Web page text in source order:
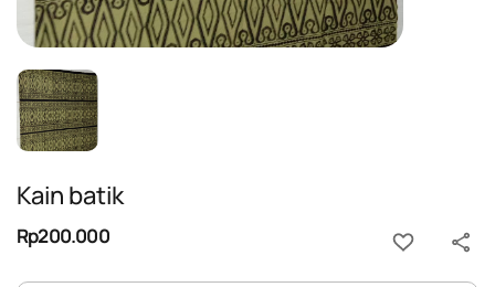
Kain batik
Rp200.000